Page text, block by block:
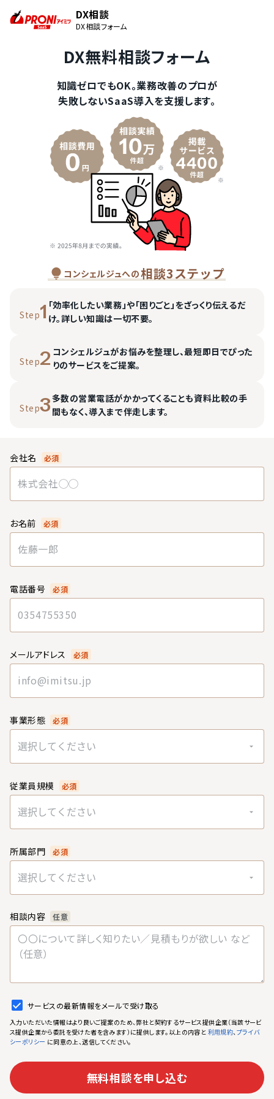
DX相談
DX相談フォーム
DX無料相談フォーム
知識ゼロでもOK。業務改善のプロが
失敗しないSaaS導入を支援します。
コンシェルジュへの相談3ステップ
Step1 「効率化したい業務」や「困りごと」をざっくり伝えるだ
け。詳しい知識は一切不要。
Step2 コンシェルジュがお悩みを整理し、最短即日でぴった
りのサービスをご提案。
Step3多数の営業電話がかかってくることも資料比較の手
間もなく、導入まで伴走します。
会社名 必須
お名前 必須
電話番号 必須
メールアドレス 必須
事業形態 必須
選択してください
従業員規模 必須
選択してください
所属部門 必須
選択してください
相談内容 任意
サービスの最新情報をメールで受け取る
入力いただいた情報はより良いご提案のため、弊社と契約するサービス提供企業（当該サービ
ス提供企業から委託を受けた者を含みます）に提供します。以上の内容と 利用規約、プライバ
シーポリシー に同意の上、送信してください。
無料相談を申し込む